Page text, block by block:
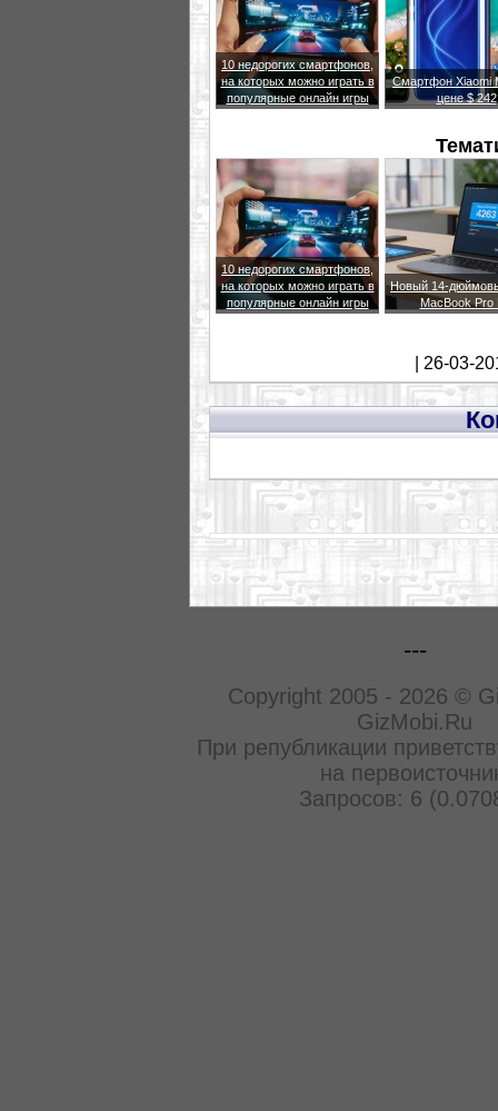
10 недорогих смартфонов,
на которых можно играть в
популярные онлайн игры
Смартфон Xiaomi
цене $ 242
10 недорогих смартфонов,
на которых можно играть в
популярные онлайн игры
Новый 14-
MacBook Pro
| 26-03-
---
Copyright 2005 - 2026 ©
GizMobi.Ru
При републикации
на
Запросов: 6